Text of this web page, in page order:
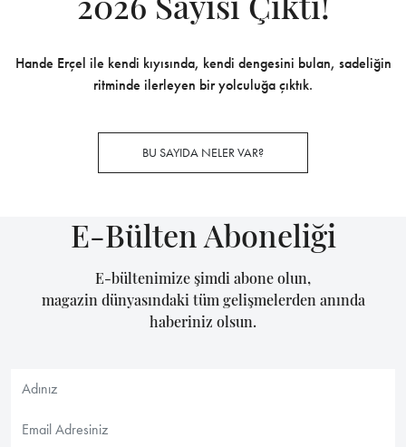
Hande Erçel ile kendi kıyısında, kendi dengesini bulan, sadeliğin
ritminde ilerleyen bir yolculuğa çıktık.
BU SAYIDA NELER VAR?
E-Bülten Aboneliği
E-bültenimize şimdi abone olun,
magazin dünyasındaki tüm gelişmelerden anında
haberiniz olsun.